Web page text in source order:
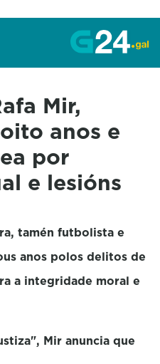
Mir,
anos e
por
e lesións
tamén futbolista e
anos polos delitos de
a integridade moral e
Mir anuncia que